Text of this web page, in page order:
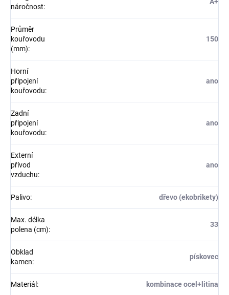
náročnost:
A+
Průměr
kouřovodu
(mm):
150
Horní
připojení
kouřovodu:
ano
Zadní
připojení
kouřovodu:
ano
Externí
přívod
vzduchu:
ano
Palivo: dřevo (ekobrikety)
Max. délka
polena (cm):
33
Obklad
kamen:
pískovec
Materiál : kombinace ocel+litina